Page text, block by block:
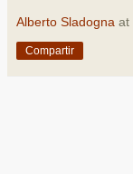
Alberto Sladogna at
Compartir